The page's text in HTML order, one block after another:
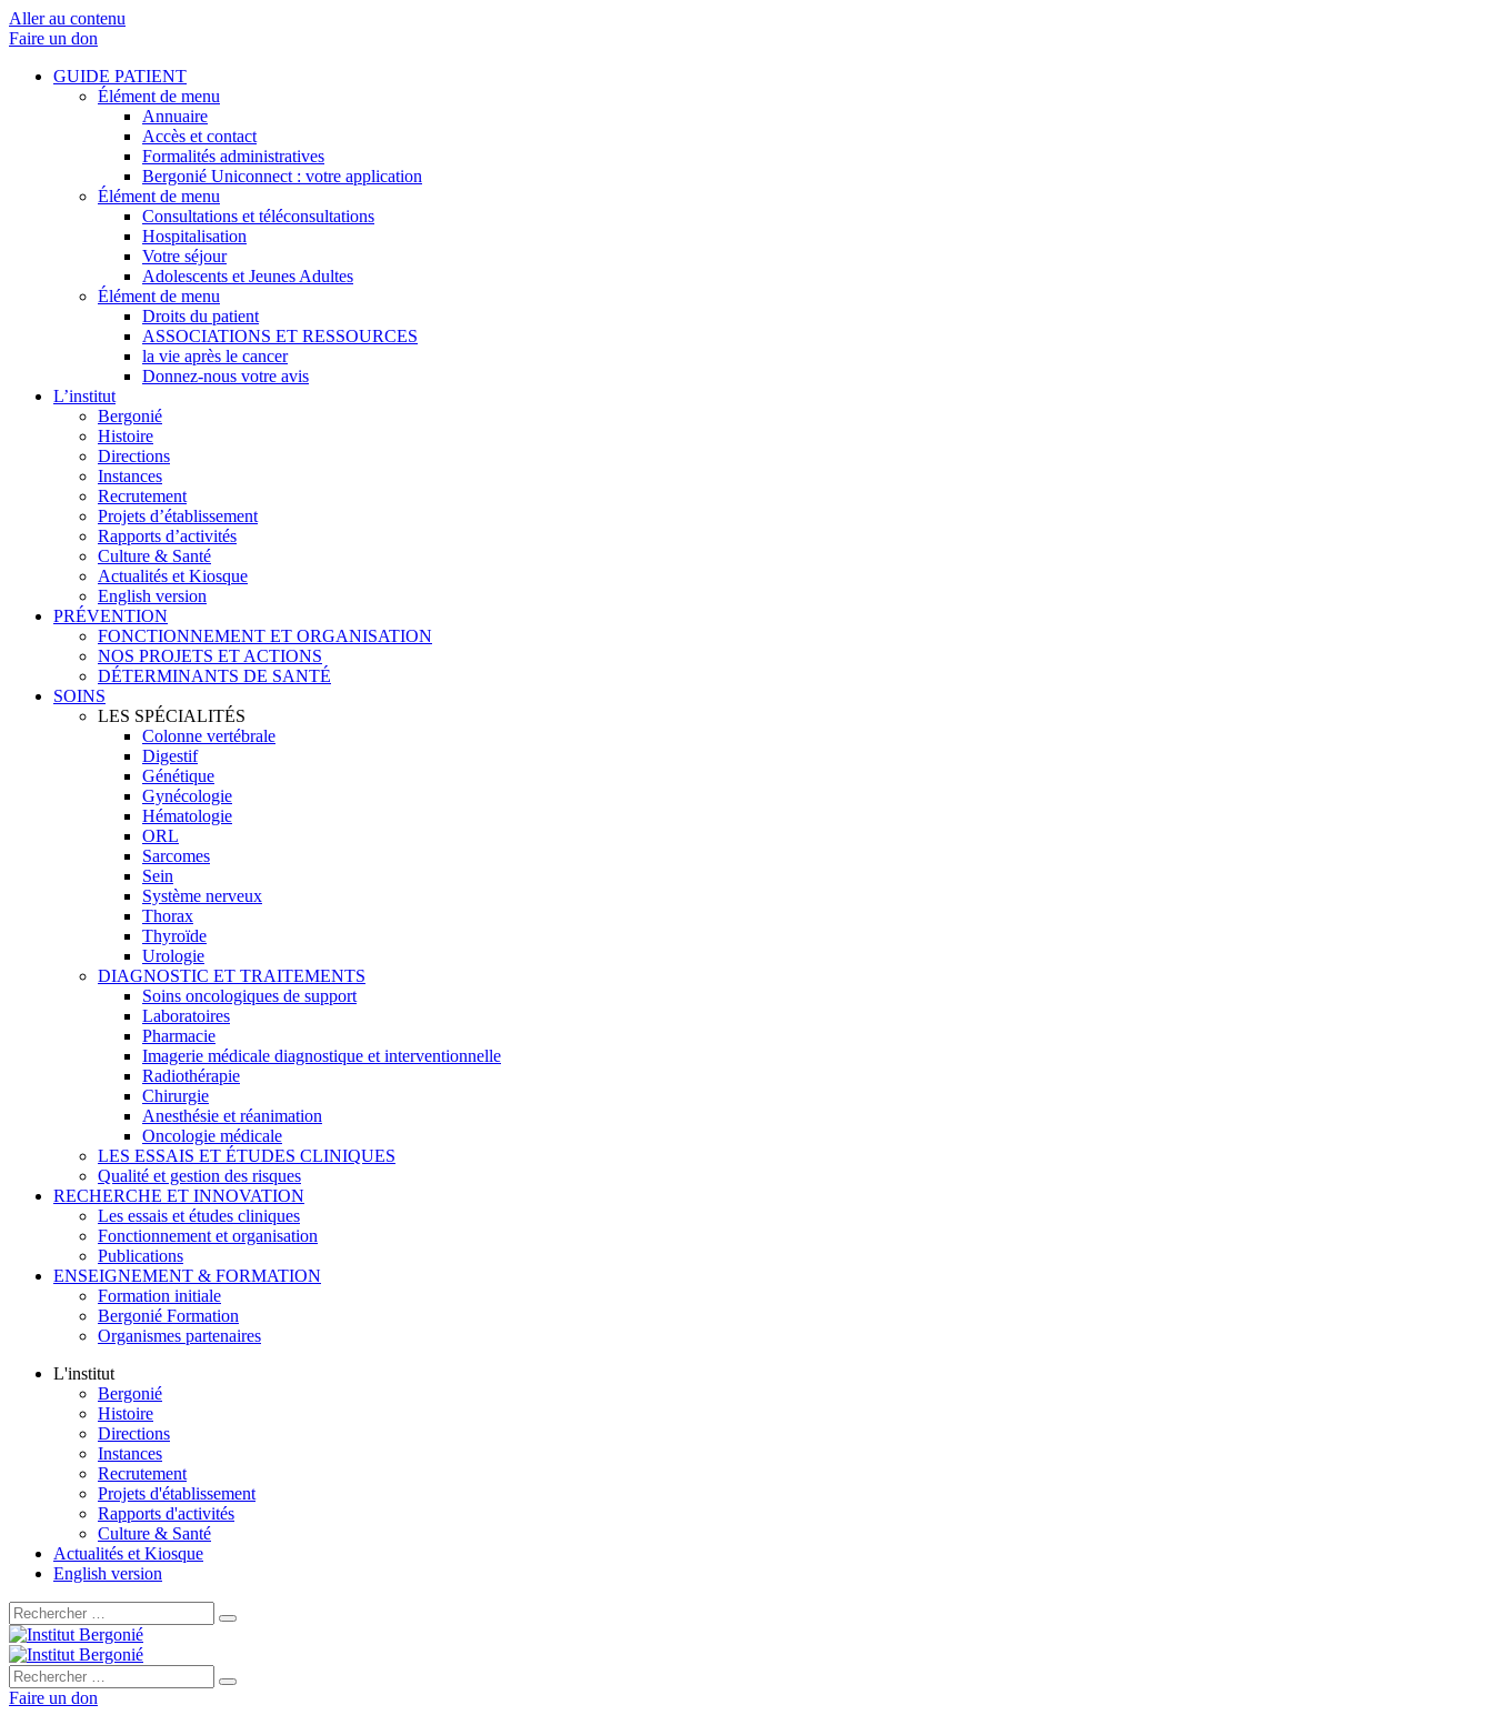
Aller au contenu
Faire un don
GUIDE PATIENT
Élément de menu
Annuaire
Accès et contact
Formalités administratives
Bergonié Uniconnect : votre application
Élément de menu
Consultations et téléconsultations
Hospitalisation
Votre séjour
Adolescents et Jeunes Adultes
Élément de menu
Droits du patient
ASSOCIATIONS ET RESSOURCES
la vie après le cancer
Donnez-nous votre avis
L’institut
Bergonié
Histoire
Directions
Instances
Recrutement
Projets d’établissement
Rapports d’activités
Culture & Santé
Actualités et Kiosque
English version
PRÉVENTION
FONCTIONNEMENT ET ORGANISATION
NOS PROJETS ET ACTIONS
DÉTERMINANTS DE SANTÉ
SOINS
LES SPÉCIALITÉS
Colonne vertébrale
Digestif
Génétique
Gynécologie
Hématologie
ORL
Sarcomes
Sein
Système nerveux
Thorax
Thyroïde
Urologie
DIAGNOSTIC ET TRAITEMENTS
Soins oncologiques de support
Laboratoires
Pharmacie
Imagerie médicale diagnostique et interventionnelle
Radiothérapie
Chirurgie
Anesthésie et réanimation
Oncologie médicale
LES ESSAIS ET ÉTUDES CLINIQUES
Qualité et gestion des risques
RECHERCHE ET INNOVATION
Les essais et études cliniques
Fonctionnement et organisation
Publications
ENSEIGNEMENT & FORMATION
Formation initiale
Bergonié Formation
Organismes partenaires
L'institut
Bergonié
Histoire
Directions
Instances
Recrutement
Projets d'établissement
Rapports d'activités
Culture & Santé
Actualités et Kiosque
English version
Rechercher :
Rechercher :
Faire un don